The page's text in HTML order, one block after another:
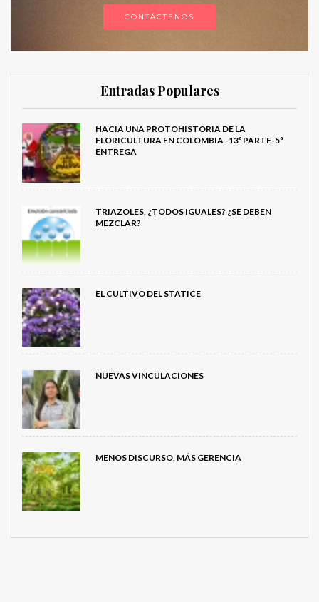
CONTÁCTENOS
Entradas Populares
HACIA UNA PROTOHISTORIA DE LA
FLORICULTURA EN COLOMBIA -13ª PARTE-5ª
ENTREGA
TRIAZOLES, ¿TODOS IGUALES? ¿SE DEBEN
MEZCLAR?
EL CULTIVO DEL STATICE
NUEVAS VINCULACIONES
MENOS DISCURSO, MÁS GERENCIA